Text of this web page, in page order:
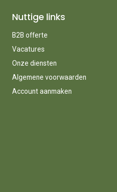
Nuttige links
B2B offerte
Vacatures
Onze diensten
Algemene voorwaarden
Account aanmaken